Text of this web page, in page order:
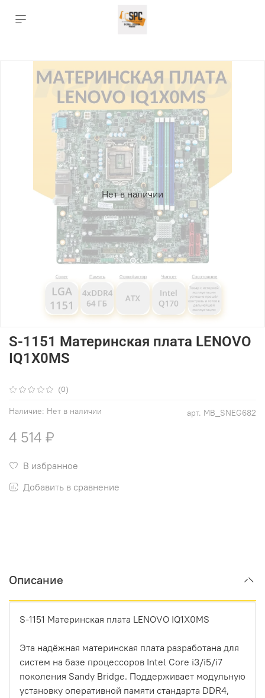
Нет в наличии
(0)
арт. MB_SNEG682
Наличие: Нет в наличии
S-1151 Материнская плата LENOVO
IQ1X0MS
4 514 ₽
В избранное
Добавить в сравнение
Описание
S-1151 Материнская плата LENOVO IQ1X0MS
Эта надёжная материнская плата разработана для
систем на базе процессоров Intel Core i3/i5/i7
поколения Sandy Bridge. Поддерживает модульную
установку оперативной памяти стандарта DDR4,